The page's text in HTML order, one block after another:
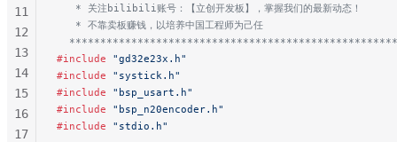
   * 关注bilibili账号：【立创开发板】，掌握我们的最新动态！
   * 不靠卖板赚钱，以培养中国工程师为己任
#include "gd32e23x.h"
#include "systick.h"
#include "bsp_usart.h"
#include "bsp_n20encoder.h"
#include "stdio.h"
11
12
13
14
15
16
17